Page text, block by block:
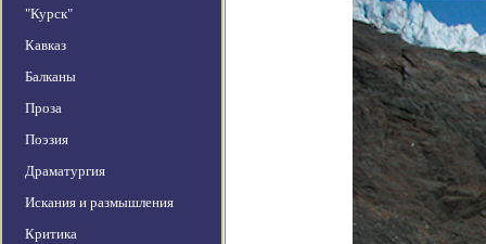
"Курск"
Кавказ
Балканы
Проза
Поэзия
Драматургия
Искания и размышления
Критика